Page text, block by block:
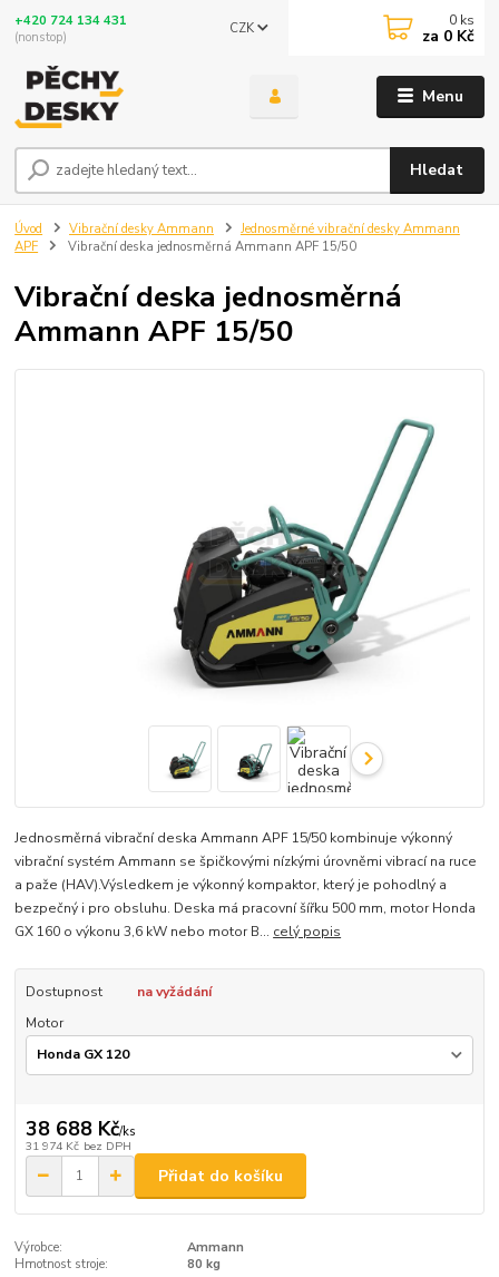
Menu
CZK
Hledat
+420 724 134 431
(nonstop)
0 ks
za 0 Kč
Úvod Vibrační desky Ammann
Jednosměrné vibrační desky Ammann
APF
Vibrační deska jednosměrná Ammann APF 15/50
Vibrační deska jednosměrná
Ammann APF 15/50
Jednosměrná vibrační deska Ammann APF 15/50 kombinuje výkonný
vibrační systém Ammann se špičkovými nízkými úrovněmi vibrací na ruce
a paže (HAV).Výsledkem je výkonný kompaktor, který je pohodlný a
bezpečný i pro obsluhu. Deska má pracovní šířku 500 mm, motor Honda
GX 160 o výkonu 3,6 kW nebo motor B... celý popis
Dostupnost
na vyžádání
Motor
38 688 Kč/ks
31 974 Kč bez DPH
Přidat do košíku
Výrobce:
Ammann
Hmotnost stroje:
80 kg